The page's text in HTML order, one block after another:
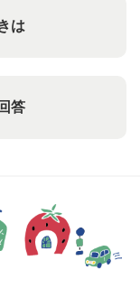
は
答